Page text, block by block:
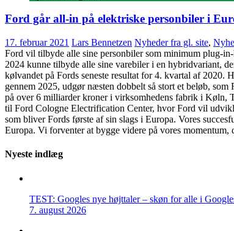
Ford går all-in på elektriske personbiler i
17. februar 2021 Lars Bennetzen Nyheder fra gl. site,
Ford vil tilbyde alle sine personbiler som minimum plug-
2024 kunne tilbyde alle sine varebiler i en hybridvariant,
kølvandet på Fords seneste resultat for 4. kvartal af
gennem 2025, udgør næsten dobbelt så stort et beløb,
på over 6 milliarder kroner i virksomhedens fabrik i Køln,
til Ford Cologne Electrification Center, hvor Ford vil
som bliver Fords første af sin slags i Europa. Vores
Europa. Vi forventer at bygge videre på vores
Nyeste indlæg
TEST: Googles nye højttaler – skøn for alle i
7. august 2026